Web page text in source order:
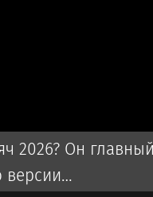
2026? Он
версии